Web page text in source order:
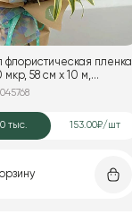
флористическая пленка
мкр, 58 см х 10 м,
тыс. 153.00₽/шт